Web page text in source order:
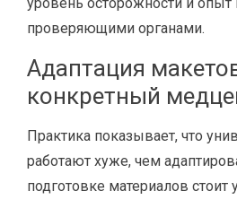
проверяющими органами.
Адаптация
конкретный
Практика показывает, что
работают хуже, чем
подготовке материалов стоит